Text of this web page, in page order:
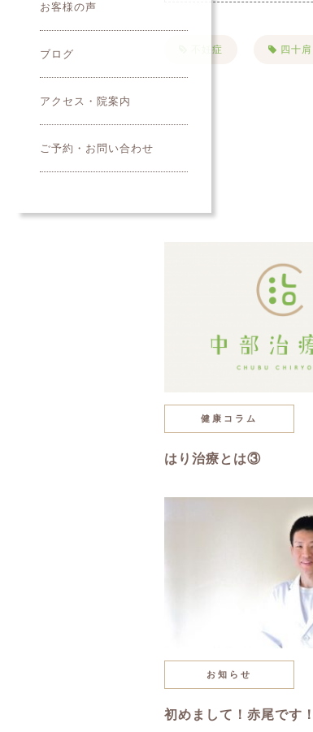
お客様の声
ブログ
アクセス・院案内
ご予約・お問い合わせ
不妊症 四十
健康コラム
はり治療とは③
お知らせ
初めまして！赤尾です！